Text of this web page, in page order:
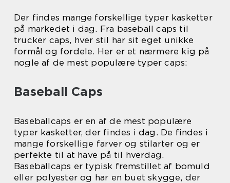
Der findes mange forskellige typer kasketter
på markedet i dag. Fra baseball caps til
trucker caps, hver stil har sit eget unikke
formål og fordele. Her er et nærmere kig på
nogle af de mest populære typer caps:
Baseball Caps
Baseballcaps er en af de mest populære
typer kasketter, der findes i dag. De findes i
mange forskellige farver og stilarter og er
perfekte til at have på til hverdag.
Baseballcaps er typisk fremstillet af bomuld
eller polyester og har en buet skygge, der